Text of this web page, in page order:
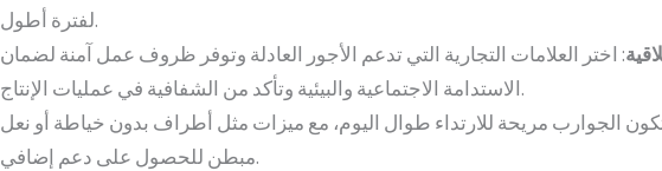
لفترة أطول.
: اختر العلامات التجارية التي تدعم الأجور العادلة وتوفر ظروف عمل آمنة لضمان
الاستدامة الاجتماعية والبيئية وتأكد من الشفافية في عمليات الإنتاج.
الجوارب مريحة للارتداء طوال اليوم، مع ميزات مثل أطراف بدون خياطة أو نعل
مبطن للحصول على دعم إضافي.